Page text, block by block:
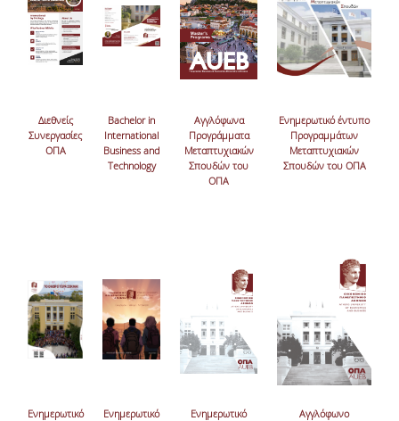
Διεθνείς
Συνεργασίες
ΟΠΑ
Bachelor in
International
Business and
Technology
Αγγλόφωνα
Προγράμματα
Μεταπτυχιακών
Σπουδών του
ΟΠΑ
Ενημερωτικό έντυπο
Προγραμμάτων
Μεταπτυχιακών
Σπουδών του ΟΠΑ
Ενημερωτικό
Ενημερωτικό
Ενημερωτικό
Αγγλόφωνο